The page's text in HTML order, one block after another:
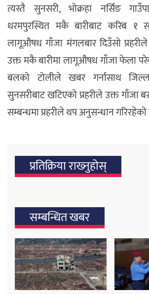
त्यस्तै सुनसरी, भोक्रहा नर्सिङ
धरमपुरस्थित मकै बारीबाट करिब
लागूऔषध गाँजा मंगलबार दिउँसो
उक्त मकै बारीमा लागूऔषध गाँजा फेला
बलको टोलीले खबर गर्नासाथ
सुनसरीबाट खटिएको प्रहरीले उक्त गाँजा
सम्बन्धमा प्रहरीले थप अनुसन्धान
प्रतिक्रिया राख्‍नुहोस्
सम्बन्धित खबर